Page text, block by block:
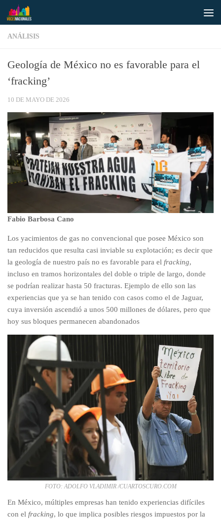
Saltar al contenido
ANÁLISIS
Geología de México no es favorable para el
‘fracking’
10 DE MAYO DE 2026
Fabio Barbosa Cano
Los yacimientos de gas no convencional que posee México son
tan reducidos que resulta casi inviable su explotación; es decir que
la geología de nuestro país no es favorable para el fracking,
incluso en tramos horizontales del doble o triple de largo, donde
se podrían realizar hasta 50 fracturas. Ejemplo de ello son las
experiencias que ya se han tenido con casos como el de Jaguar,
cuya inversión ascendió a unos 500 millones de dólares, pero que
hoy sus bloques permanecen abandonados
FOTO: ADOLFO VLADIMIR /CUARTOSCURO.COM
En México, múltiples empresas han tenido experiencias difíciles
con el fracking, lo que implica posibles riesgos impuestos por la